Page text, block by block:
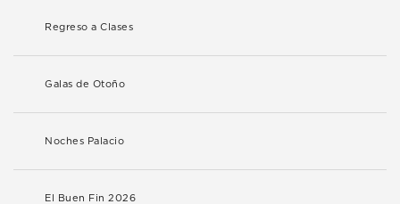
Regreso a Clases
Galas de Otoño
Noches Palacio
El Buen Fin 2026